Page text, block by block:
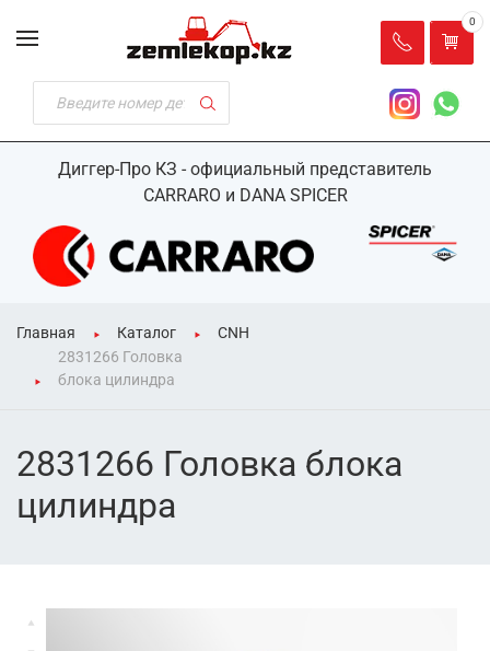
Диггер-Про КЗ - официальный представитель
CARRARO и DANA SPICER
0
Главная Каталог
CNH
2831266 Головка
блока цилиндра
2831266 Головка блока
цилиндра